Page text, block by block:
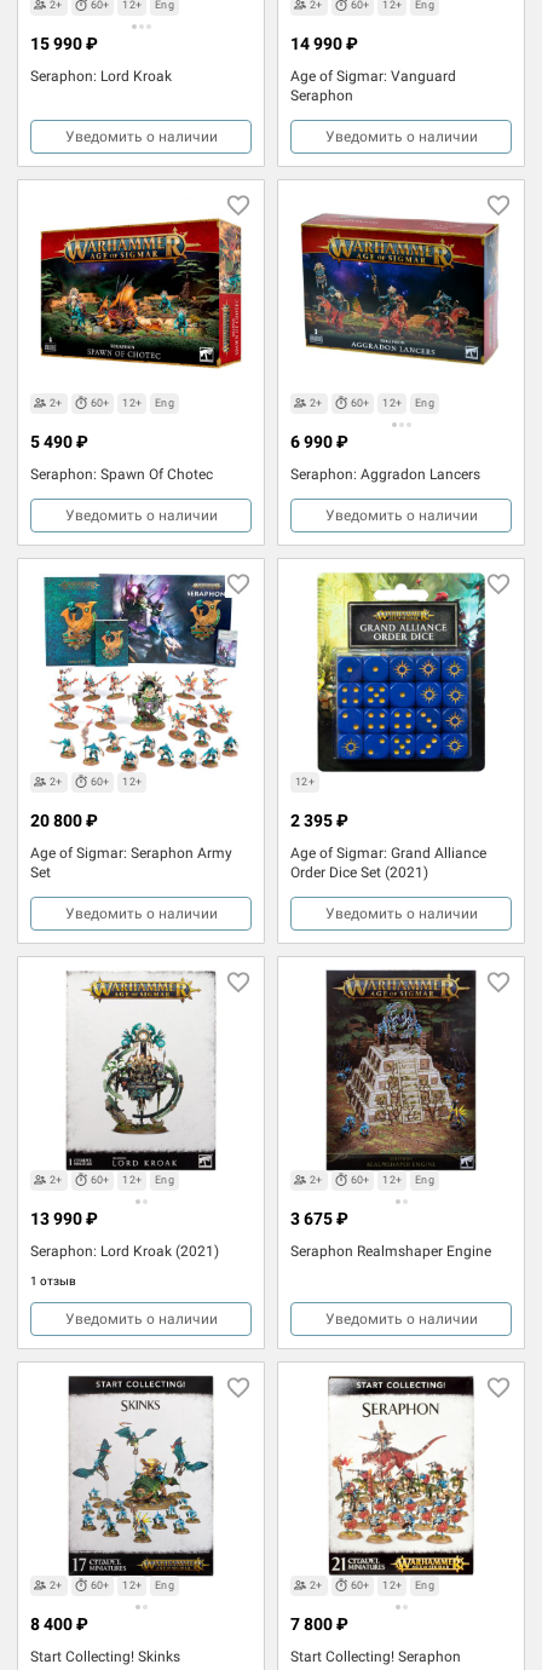
2+ 60+ 12+ Eng
Seraphon: Lord Kroak
15 990 ₽
Уведомить о наличии
2+ 60+ 12+ Eng
Age of Sigmar: Vanguard
Seraphon
14 990 ₽
Уведомить о наличии
2+ 60+ 12+ Eng
Seraphon: Spawn Of Chotec
5 490 ₽
Уведомить о наличии
2+ 60+ 12+ Eng
Seraphon: Aggradon Lancers
6 990 ₽
Уведомить о наличии
2+ 60+ 12+
Age of Sigmar: Seraphon Army
Set
20 800 ₽
Уведомить о наличии
12+
Age of Sigmar: Grand Alliance
Order Dice Set (2021)
2 395 ₽
Уведомить о наличии
2+ 60+ 12+ Eng
Seraphon: Lord Kroak (2021)
1 отзыв
13 990 ₽
Уведомить о наличии
2+ 60+ 12+ Eng
Seraphon Realmshaper Engine
3 675 ₽
Уведомить о наличии
2+ 60+ 12+ Eng
Start Collecting! Skinks
8 400 ₽
2+ 60+ 12+ Eng
Start Collecting! Seraphon
7 800 ₽